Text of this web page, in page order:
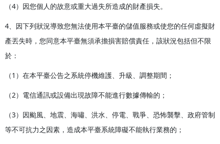
（4）因您個人的故意或重大過失所造成的財產損失。
4、因下列狀況導致您無法使用本平臺的儲值服務或使您的任何虛擬財
產丟失時，您同意本平臺無須承擔損害賠償責任，該狀況包括但不限
於：
（1）在本平臺公告之系統停機維護、升級、調整期間；
（2）電信通訊或設備出現故障不能進行數據傳輸的；
（3）因颱風、地震、海嘯、洪水、停電、戰爭、恐怖襲擊、政府管制
等不可抗力之因素，造成本平臺系統障礙不能執行業務的；